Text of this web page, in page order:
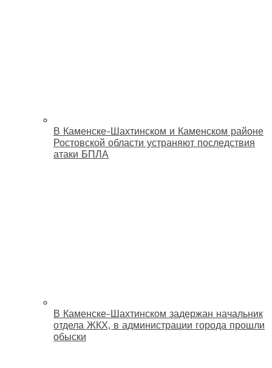
В Каменске-Шахтинском и Каменском районе
Ростовской области устраняют последствия
атаки БПЛА
В Каменске-Шахтинском задержан начальник
отдела ЖКХ, в администрации города прошли
обыски